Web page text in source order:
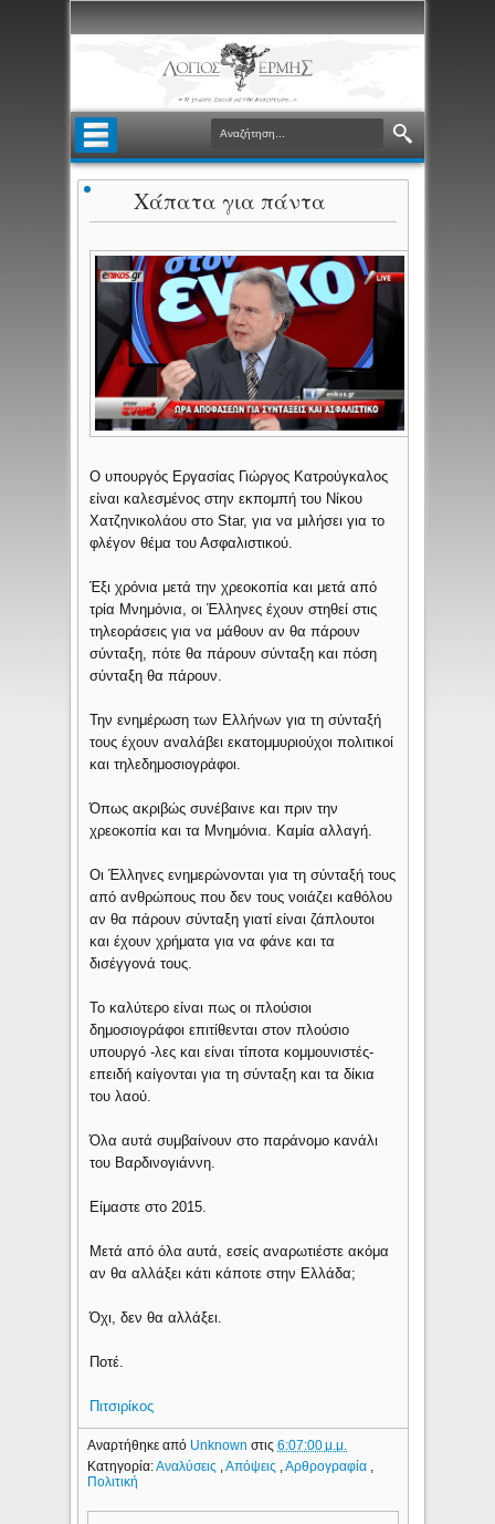
Χάπατα για πάντα
Ο υπουργός Εργασίας Γιώργος Κατρούγκαλος
είναι καλεσμένος στην εκπομπή του Νίκου
Χατζηνικολάου στο Star, για να μιλήσει για το
φλέγον θέμα του Ασφαλιστικού.
Έξι χρόνια μετά την χρεοκοπία και μετά από
τρία Μνημόνια, οι Έλληνες έχουν στηθεί στις
τηλεοράσεις για να μάθουν αν θα πάρουν
σύνταξη, πότε θα πάρουν σύνταξη και πόση
σύνταξη θα πάρουν.
Την ενημέρωση των Ελλήνων για τη σύνταξή
τους έχουν αναλάβει εκατομμυριούχοι πολιτικοί
και τηλεδημοσιογράφοι.
Όπως ακριβώς συνέβαινε και πριν την
χρεοκοπία και τα Μνημόνια. Καμία αλλαγή.
Οι Έλληνες ενημερώνονται για τη σύνταξή τους
από ανθρώπους που δεν τους νοιάζει καθόλου
αν θα πάρουν σύνταξη γιατί είναι ζάπλουτοι
και έχουν χρήματα για να φάνε και τα
δισέγγονά τους.
Το καλύτερο είναι πως οι πλούσιοι
δημοσιογράφοι επιτίθενται στον πλούσιο
υπουργό -λες και είναι τίποτα κομμουνιστές-
επειδή καίγονται για τη σύνταξη και τα δίκια
του λαού.
Όλα αυτά συμβαίνουν στο παράνομο κανάλι
του Βαρδινογιάννη.
Είμαστε στο 2015.
Μετά από όλα αυτά, εσείς αναρωτιέστε ακόμα
αν θα αλλάξει κάτι κάποτε στην Ελλάδα;
Όχι, δεν θα αλλάξει.
Ποτέ.
Πιτσιρίκος
Αναρτήθηκε από Unknownστις6:07:00 μ.μ.
Κατηγορία:Αναλύσεις ,Απόψεις ,Αρθρογραφία ,
Πολιτική